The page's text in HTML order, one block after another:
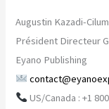
Augustin Kazadi-
Président Directeur
Eyano Publishing
US/Canada : +1